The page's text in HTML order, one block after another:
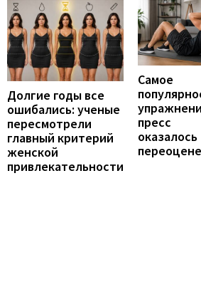
Долгие годы все
ошибались: ученые
пересмотрели
главный критерий
женской
привлекательности
Самое
пресс
оказалось